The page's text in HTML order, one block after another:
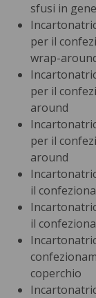
sfusi in
per il
wrap-
per il
around
per il
around
il
il
coperchio